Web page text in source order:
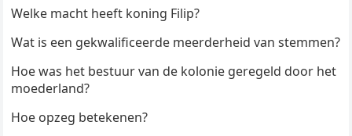
Welke macht heeft koning Filip?
Wat is een gekwalificeerde meerderheid van stemmen?
Hoe was het bestuur van de kolonie geregeld door het
moederland?
Hoe opzeg betekenen?